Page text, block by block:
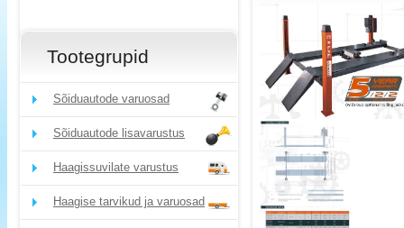
Tootegrupid
Sõiduautode varuosad
Sõiduautode lisavarustus
Haagissuvilate varustus
Haagise tarvikud ja varuosad